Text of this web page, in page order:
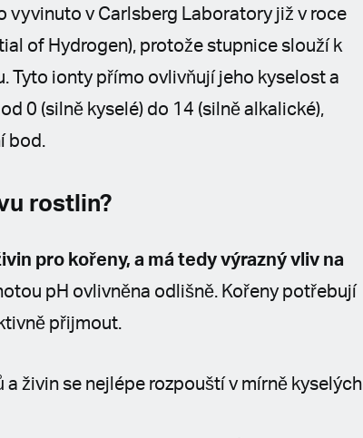
vyvinuto v Carlsberg Laboratory již v roce
of Hydrogen), protože stupnice slouží k
Tyto ionty přímo ovlivňují jeho kyselost a
0 (silně kyselé) do 14 (silně alkalické),
bod.
rostlin?
pro kořeny, a má tedy výrazný vliv na
pH ovlivněna odlišně. Kořeny potřebují
přijmout.
a živin se nejlépe rozpouští v mírně kyselých